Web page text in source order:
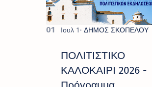
ΠΟΛΙΤΙΣΤΙΚΟ
ΚΑΛΟΚΑΙΡΙ 2026 -